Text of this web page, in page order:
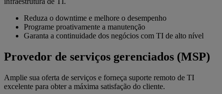
Reduza o downtime e melhore o desempenho
Programe proativamente a manutenção
Garanta a continuidade dos negócios com TI de alto nível
Provedor de serviços gerenciados (MSP)
Amplie sua oferta de serviços e forneça suporte remoto de TI
excelente para obter a máxima satisfação do cliente.